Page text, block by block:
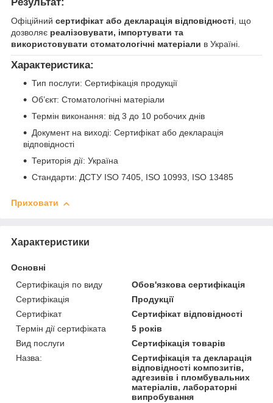
Офіційний сертифікат або декларація відповідності , що
дозволяє реалізовувати, імпортувати та
використовувати стоматологічні матеріали в Україні.
Характеристика:
Тип послуги: Сертифікація продукції
Об’єкт: Стоматологічні матеріали
Термін виконання: від 3 до 10 робочих днів
Документ на виході: Сертифікат або декларація
відповідності
Територія дії: Україна
Стандарти: ДСТУ ISO 7405, ISO 10993, ISO 13485
Приховати
Характеристики
Основні
Сертифікація по виду
Обов'язкова сертифікація
Сертифікація
Продукції
Сертифікат
Сертифікат відповідності
Термін дії сертифіката
5 років
Вид послуги
Сертифікація товарів
Назва:
Сертифікація та декларація
відповідності композитів,
адгезивів і пломбувальних
матеріалів, лабораторні
випробування